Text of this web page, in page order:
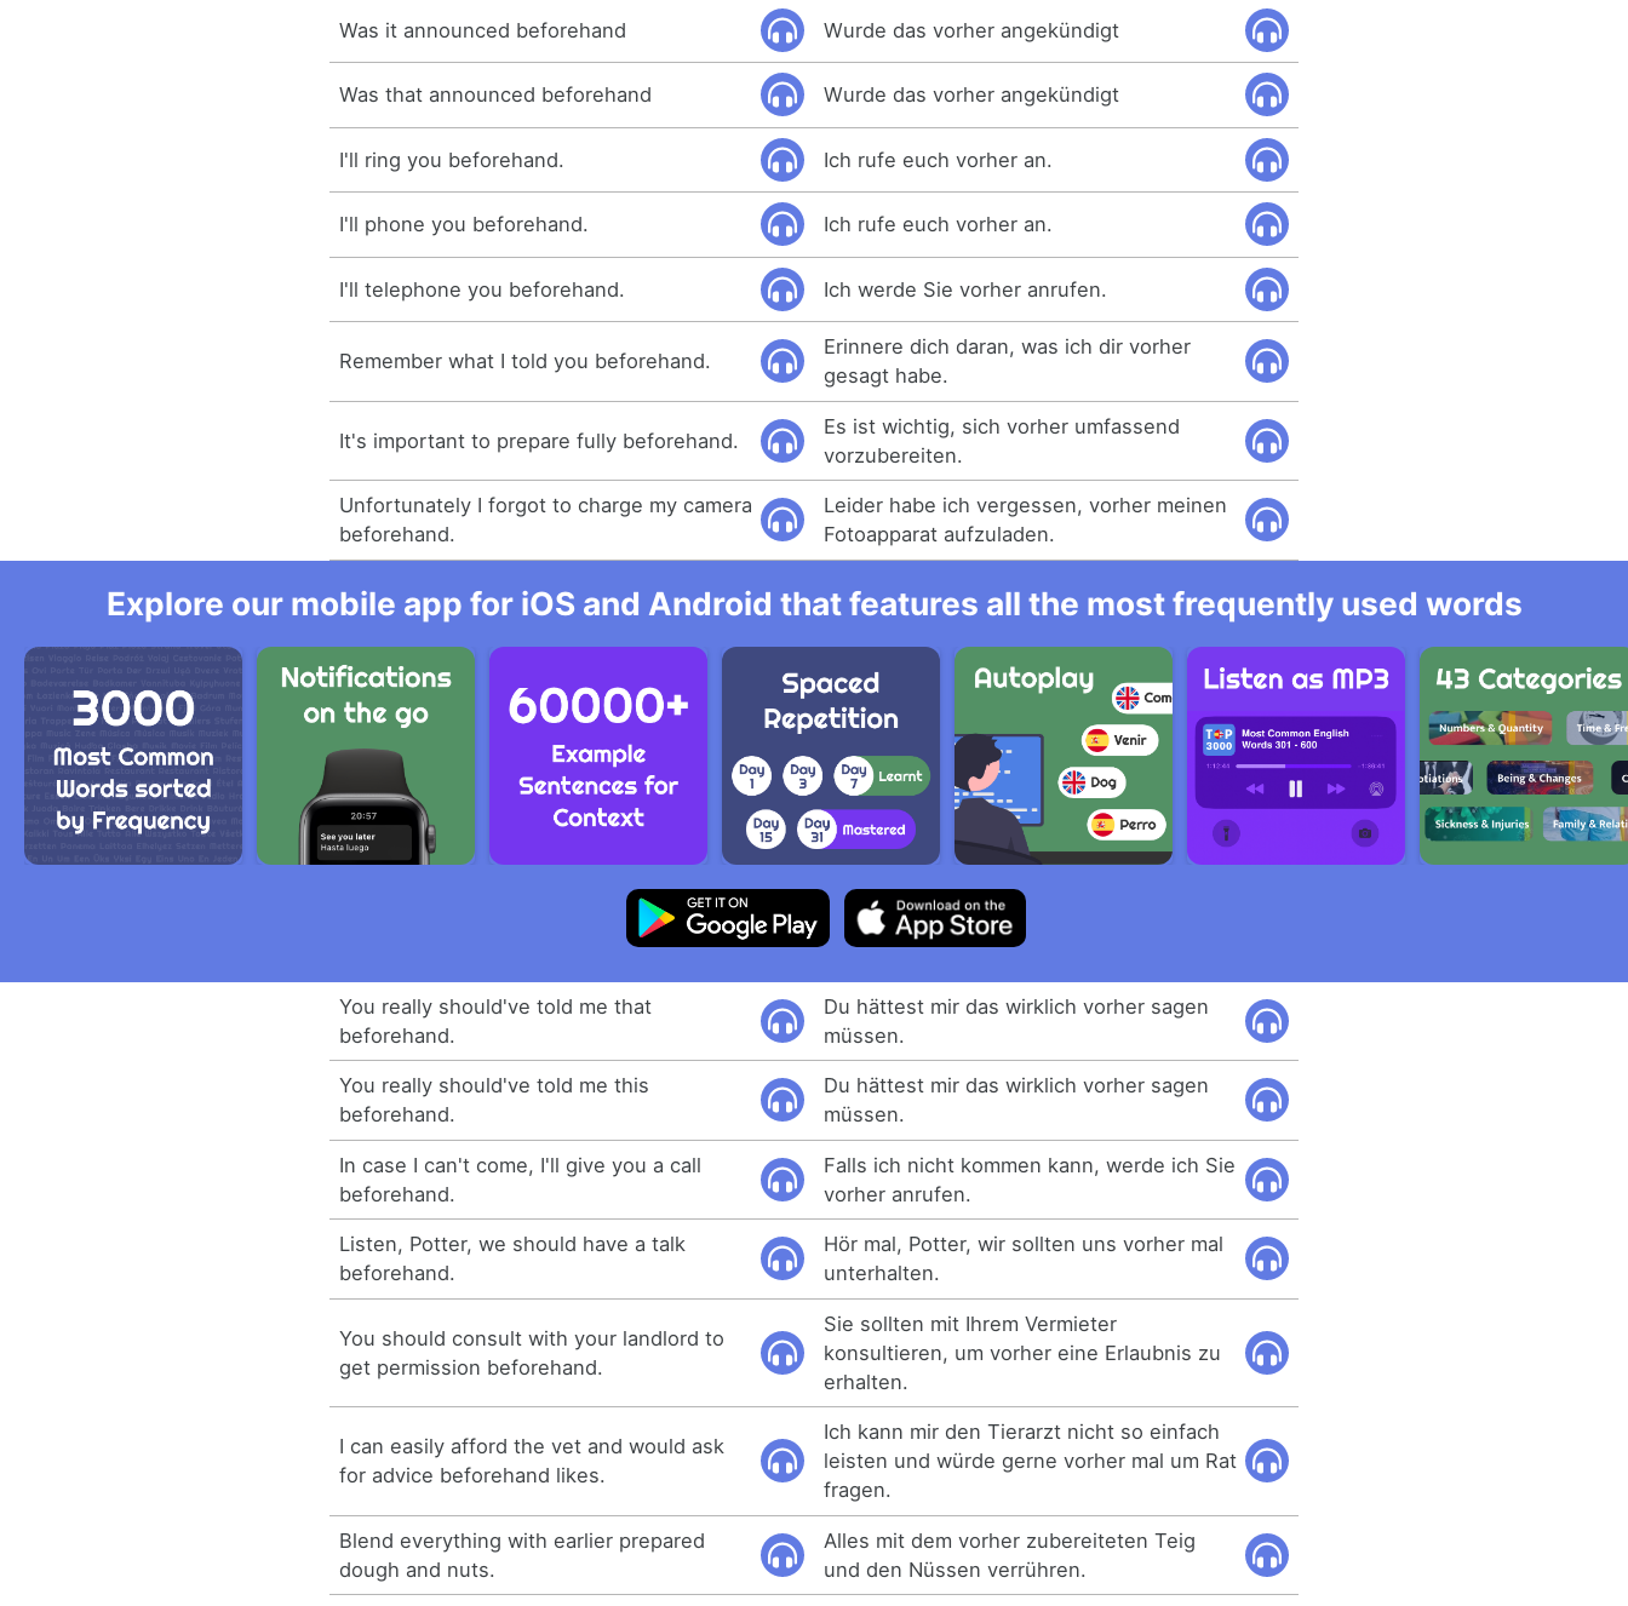
Was it announced beforehand Wurde das vorher angekündigt
Was that announced beforehand Wurde das vorher angekündigt
I'll ring you beforehand. Ich rufe euch vorher an.
I'll phone you beforehand. Ich rufe euch vorher an.
I'll telephone you beforehand. Ich werde Sie vorher anrufen.
Remember what I told you beforehand.
Erinnere dich daran, was ich dir vorher
gesagt habe.
It's important to prepare fully beforehand.
Es ist wichtig, sich vorher umfassend
vorzubereiten.
Unfortunately I forgot to charge my camera
beforehand.
Leider habe ich vergessen, vorher meinen
Fotoapparat aufzuladen.
Explore our mobile app for iOS and Android that features all the most frequently used words
You really should've told me that
beforehand.
Du hättest mir das wirklich vorher sagen
müssen.
You really should've told me this
beforehand.
Du hättest mir das wirklich vorher sagen
müssen.
In case I can't come, I'll give you a call
beforehand.
Falls ich nicht kommen kann, werde ich Sie
vorher anrufen.
Listen, Potter, we should have a talk
beforehand.
Hör mal, Potter, wir sollten uns vorher mal
unterhalten.
You should consult with your landlord to
get permission beforehand.
Sie sollten mit Ihrem Vermieter
konsultieren, um vorher eine Erlaubnis zu
erhalten.
I can easily afford the vet and would ask
for advice beforehand likes.
Ich kann mir den Tierarzt nicht so einfach
leisten und würde gerne vorher mal um Rat
fragen.
Blend everything with earlier prepared
dough and nuts.
Alles mit dem vorher zubereiteten Teig
und den Nüssen verrühren.